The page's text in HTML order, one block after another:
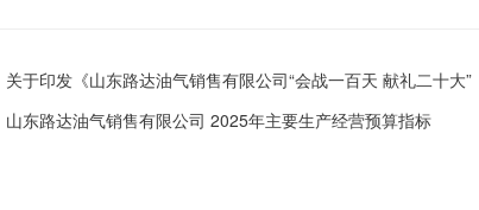
关于印发《山东路达油气销售有限公司“会战一百天 献礼二十大”
山东路达油气销售有限公司 2025年主要生产经营预算指标